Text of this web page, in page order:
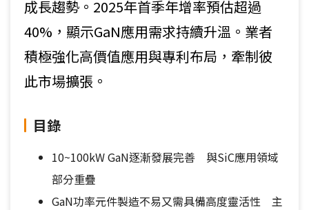
成長趨勢。2025年首季年增率預估超過
40%，顯示GaN應用需求持續升溫。業者
積極強化高價值應用與專利布局，牽制彼
此市場擴張。
目錄
10~100kW GaN逐漸發展完善 與SiC應用領域
部分重疊
GaN功率元件製造不易又需具備高度靈活性 主